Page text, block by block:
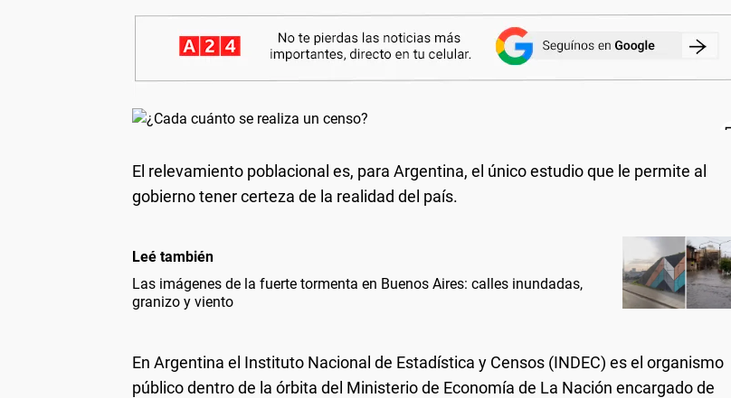
El relevamiento poblacional es, para Argentina, el único estudio que le permite al
gobierno tener certeza de la realidad del país.
Leé también
Las imágenes de la fuerte tormenta en Buenos Aires: calles inundadas,
granizo y viento
En Argentina el Instituto Nacional de Estadística y Censos (INDEC) es el organismo
público dentro de la órbita del Ministerio de Economía de La Nación encargado de